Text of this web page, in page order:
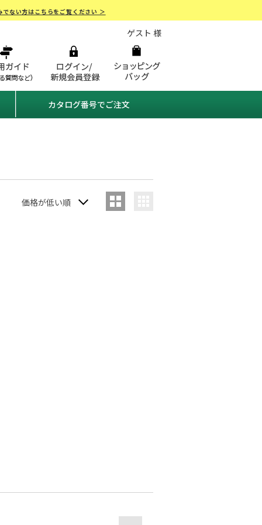
ない方はこちらをご覧ください ＞
ゲスト 様
カタログ番号でご注文
価格が低い順